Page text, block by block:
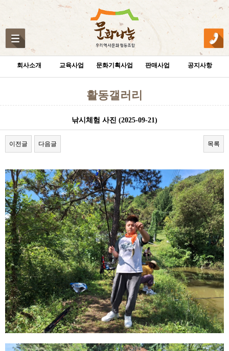
회사소개 교육사업 문화기획사업 판매사업 공지사항
활동갤러리
낚시체험 사진 (2025-09-21)
이전글 다음글 목록
본문